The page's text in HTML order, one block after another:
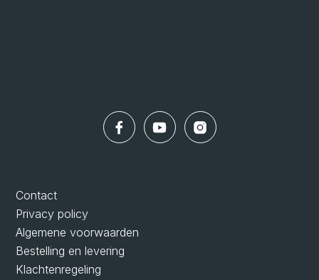
Contact
Privacy policy
Algemene voorwaarden
Bestelling en levering
Klachtenregeling